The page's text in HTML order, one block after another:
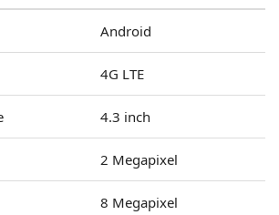
Android
4G LTE
4.3 inch
2 Megapixel
8 Megapixel